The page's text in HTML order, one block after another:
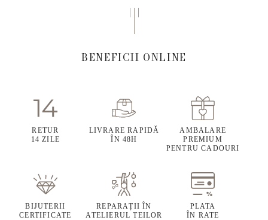
BENEFICII ONLINE
RETUR
14 ZILE
LIVRARE RAPIDĂ
ÎN 48H
AMBALARE
PREMIUM
PENTRU CADOURI
BIJUTERII
CERTIFICATE
REPARAȚII ÎN
ATELIERUL TEILOR
PLATA
ÎN RATE